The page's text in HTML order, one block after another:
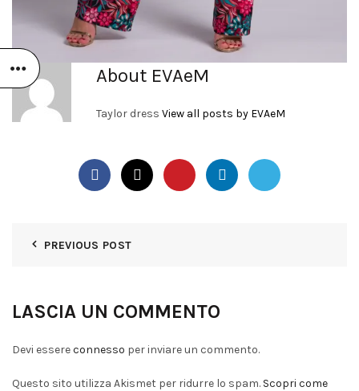
About EVAeM
Taylor dress View all posts by EVAeM
PREVIOUS POST
LASCIA UN COMMENTO
Devi essereconnesso per inviare un commento.
Questo sito utilizza Akismet per ridurre lo spam. Scopri come